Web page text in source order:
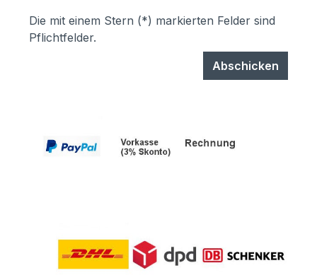
Die mit einem Stern (*) markierten Felder sind
Pflichtfelder.
Abschicken